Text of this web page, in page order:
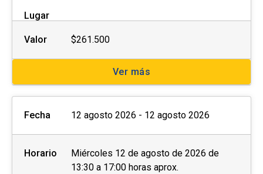
Las personas interesadas deberán completar la
ficha de postulación que se encuentra al costado
siguientes documentos al momento de la
postulación o de manera posterior a la
coordinación a cargo:
Otros (preguntar a la unidad)
Lugar
Valor $261.500
Ver más
Fecha 12 agosto 2026 - 12 agosto 2026
Horario
Miércoles 12 de agosto de 2026 de
13:30 a 17:00 horas aprox.